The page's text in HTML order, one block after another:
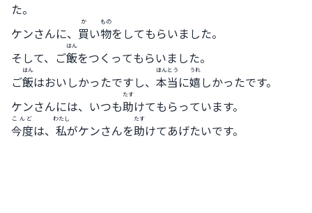
た。
ケンさんに、 買
か
い物
もの
をしてもらいました。
そして、ご飯
はん
をつくってもらいました。
ご飯
はん
はおいしかったですし、 本当
ほんとう
に嬉
うれ
しかったです。
ケンさんには、いつも助
たす
けてもらっています。
今度
こんど
は、 私
わたし
がケンさんを助
たす
けてあげたいです。